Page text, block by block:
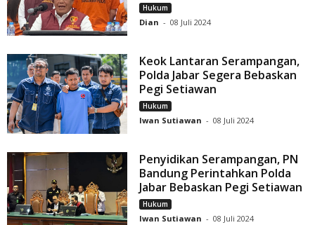
Hukum
Dian - 08 Juli 2024
Keok Lantaran Serampangan,
Polda Jabar Segera Bebaskan
Pegi Setiawan
Hukum
Iwan Sutiawan - 08 Juli 2024
Penyidikan Serampangan, PN
Bandung Perintahkan Polda
Jabar Bebaskan Pegi Setiawan
Hukum
Iwan Sutiawan - 08 Juli 2024